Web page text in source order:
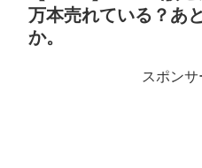
万本売れている？あ
か。
スポンサ